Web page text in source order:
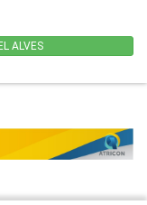
ALVES